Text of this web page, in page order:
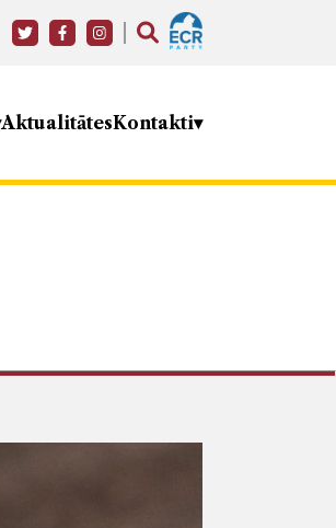
AktualitātesKontakti